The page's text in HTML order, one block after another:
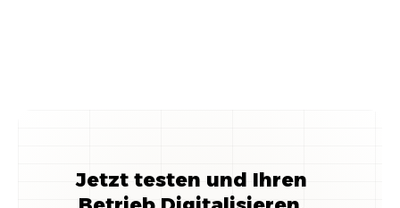
Jetzt testen und Ihren